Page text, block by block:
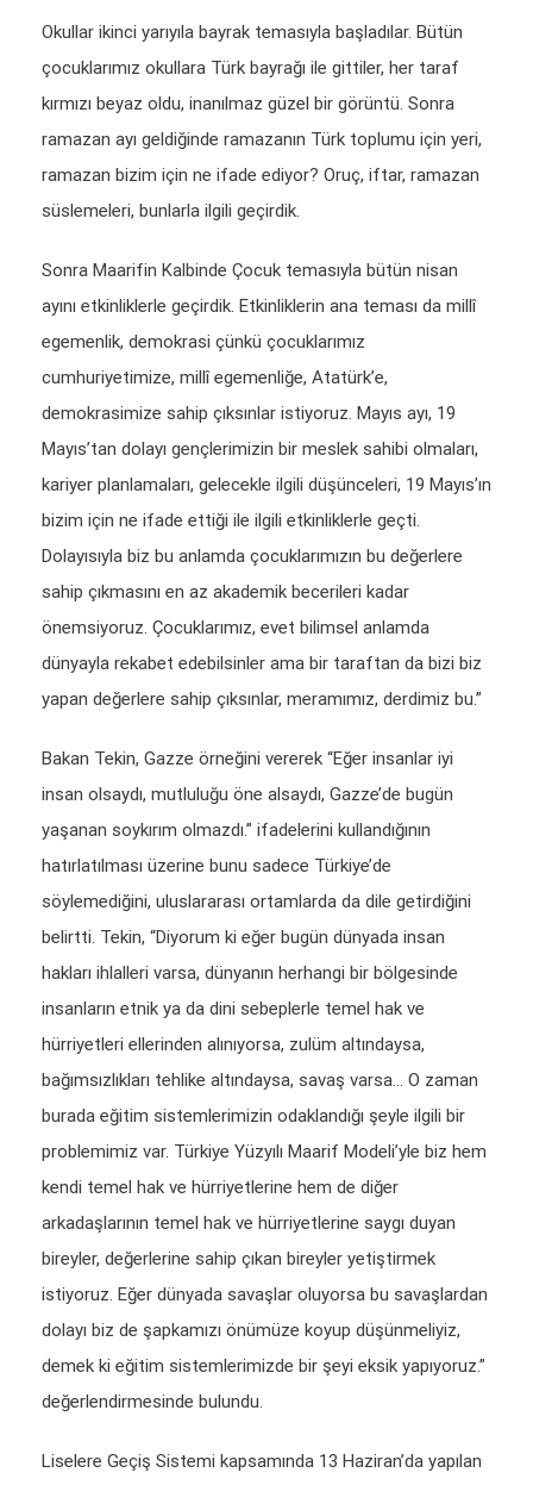
Okullar ikinci yarıyıla bayrak temasıyla başladılar. Bütün
çocuklarımız okullara Türk bayrağı ile gittiler, her taraf
kırmızı beyaz oldu, inanılmaz güzel bir görüntü. Sonra
ramazan ayı geldiğinde ramazanın Türk toplumu için yeri,
ramazan bizim için ne ifade ediyor? Oruç, iftar, ramazan
süslemeleri, bunlarla ilgili geçirdik.
Sonra Maarifin Kalbinde Çocuk temasıyla bütün nisan
ayını etkinliklerle geçirdik. Etkinliklerin ana teması da millî
egemenlik, demokrasi çünkü çocuklarımız
cumhuriyetimize, millî egemenliğe, Atatürk’e,
demokrasimize sahip çıksınlar istiyoruz. Mayıs ayı, 19
Mayıs’tan dolayı gençlerimizin bir meslek sahibi olmaları,
kariyer planlamaları, gelecekle ilgili düşünceleri, 19 Mayıs’ın
bizim için ne ifade ettiği ile ilgili etkinliklerle geçti.
Dolayısıyla biz bu anlamda çocuklarımızın bu değerlere
sahip çıkmasını en az akademik becerileri kadar
önemsiyoruz. Çocuklarımız, evet bilimsel anlamda
dünyayla rekabet edebilsinler ama bir taraftan da bizi biz
yapan değerlere sahip çıksınlar, meramımız, derdimiz bu.”
Bakan Tekin, Gazze örneğini vererek “Eğer insanlar iyi
insan olsaydı, mutluluğu öne alsaydı, Gazze’de bugün
yaşanan soykırım olmazdı.” ifadelerini kullandığının
hatırlatılması üzerine bunu sadece Türkiye’de
söylemediğini, uluslararası ortamlarda da dile getirdiğini
belirtti. Tekin, “Diyorum ki eğer bugün dünyada insan
hakları ihlalleri varsa, dünyanın herhangi bir bölgesinde
insanların etnik ya da dini sebeplerle temel hak ve
hürriyetleri ellerinden alınıyorsa, zulüm altındaysa,
bağımsızlıkları tehlike altındaysa, savaş varsa… O zaman
burada eğitim sistemlerimizin odaklandığı şeyle ilgili bir
problemimiz var. Türkiye Yüzyılı Maarif Modeli’yle biz hem
kendi temel hak ve hürriyetlerine hem de diğer
arkadaşlarının temel hak ve hürriyetlerine saygı duyan
bireyler, değerlerine sahip çıkan bireyler yetiştirmek
istiyoruz. Eğer dünyada savaşlar oluyorsa bu savaşlardan
dolayı biz de şapkamızı önümüze koyup düşünmeliyiz,
demek ki eğitim sistemlerimizde bir şeyi eksik yapıyoruz.”
değerlendirmesinde bulundu.
Liselere Geçiş Sistemi kapsamında 13 Haziran’da yapılan